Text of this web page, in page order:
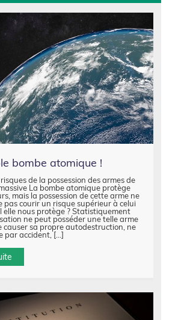
bombe atomique !
de la possession des armes de
La bombe atomique protège
mais la possession de cette arme ne
pas courir un risque supérieur à celui
elle nous protège ? Statistiquement
ne peut posséder une telle arme
causer sa propre autodestruction, ne
par accident, […]